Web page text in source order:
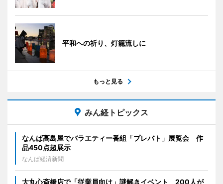
平和への祈り、灯籠流しに
もっと見る
みん経トピックス
なんば高島屋でバラエティー番組「プレバト」展覧会 作
品450点超展示
なんば経済新聞
大丸心斎橋店で「従業員向け」謎解きイベント 200人が